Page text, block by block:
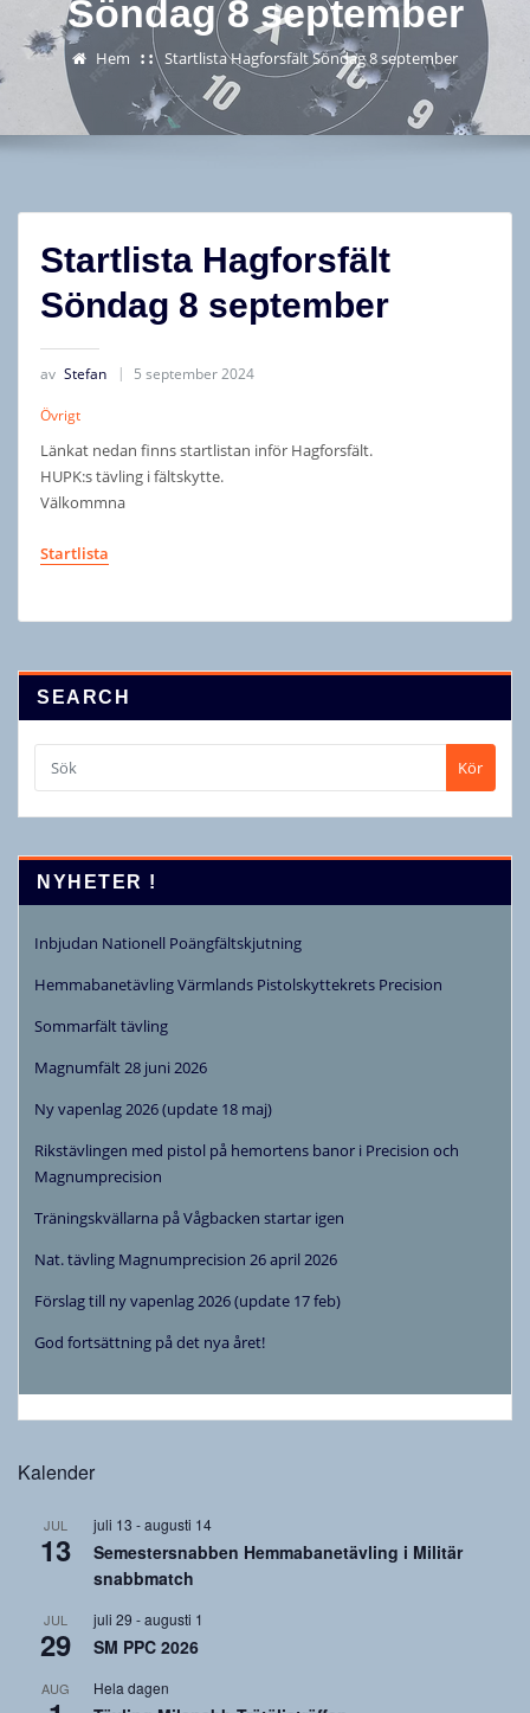
Söndag 8 september
Hem Startlista Hagforsfält Söndag 8 september
Startlista Hagforsfält
Söndag 8 september
av Stefan 5 september 2024
Övrigt
Länkat nedan finns startlistan inför Hagforsfält.
HUPK:s tävling i fältskytte.
Välkommna
Startlista
SEARCH
Kör
NYHETER !
Inbjudan Nationell Poängfältskjutning
Hemmabanetävling Värmlands Pistolskyttekrets Precision
Sommarfält tävling
Magnumfält 28 juni 2026
Ny vapenlag 2026 (update 18 maj)
Rikstävlingen med pistol på hemortens banor i Precision och
Magnumprecision
Träningskvällarna på Vågbacken startar igen
Nat. tävling Magnumprecision 26 april 2026
Förslag till ny vapenlag 2026 (update 17 feb)
God fortsättning på det nya året!
Kalender
JUL
13
juli 13 -augusti 14
Semestersnabben Hemmabanetävling i Militär
snabbmatch
JUL
29
juli 29 -augusti 1
SM PPC 2026
AUG Hela dagen